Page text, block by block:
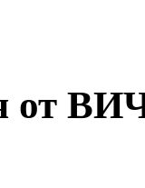
от